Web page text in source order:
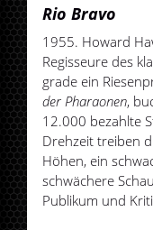
Rio Bravo
1955. Howard
Regisseure des
grade ein
der Pharaonen,
12.000 bezahlte
Drehzeit treiben
Höhen, ein
schwächere
Publikum und